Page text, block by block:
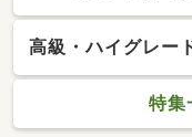
高級・ハイグレー
特集